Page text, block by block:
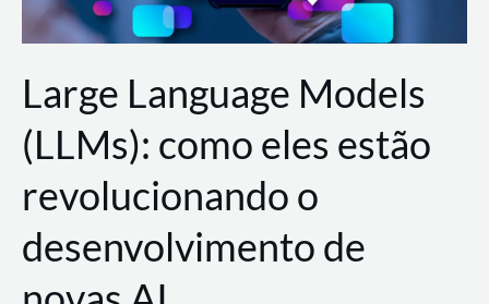
Large Language Models
(LLMs): como eles estão
revolucionando o
desenvolvimento de